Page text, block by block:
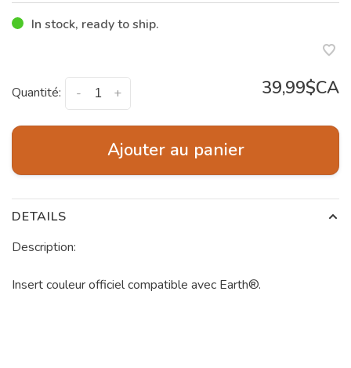
In stock, ready to ship.
Quantité: +
- 39,99$CA
Ajouter au panier
DETAILS
Description:
Insert couleur officiel compatible avec Earth®.